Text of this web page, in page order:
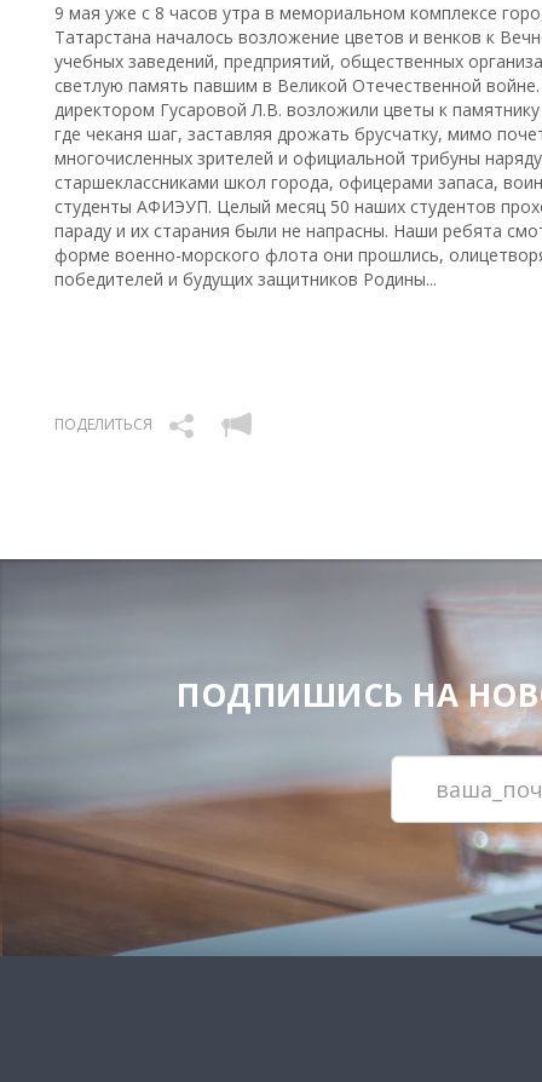
9 мая уже с 8 часов утра в мемориальном комплексе
Татарстана началось возложение цветов и венков к
учебных заведений, предприятий, общественных
светлую память павшим в Великой Отечественной
директором Гусаровой Л.В. возложили цветы к
где чеканя шаг, заставляя дрожать брусчатку, мимо
многочисленных зрителей и официальной трибуны
старшеклассниками школ города, офицерами запаса,
студенты АФИЭУП. Целый месяц 50 наших студентов
параду и их старания были не напрасны. Наши ребята
форме военно-морского флота они прошлись,
победителей и будущих защитников Родины...
ПОДЕЛИТЬСЯ
ПОДПИШИСЬ НА